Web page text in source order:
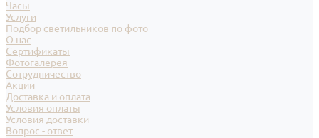
Часы
Услуги
Подбор светильников по фото
О нас
Сертификаты
Фотогалерея
Сотрудничество
Акции
Доставка и оплата
Условия оплаты
Условия доставки
Вопрос - ответ